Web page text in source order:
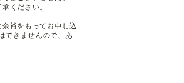
ください。
裕をもってお申し込
できませんので、あ